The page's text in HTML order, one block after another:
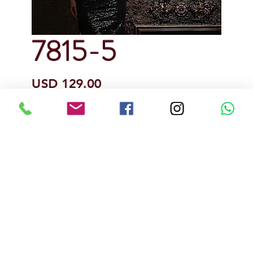
7815-5
USD 129.00Precio
Cantidad *